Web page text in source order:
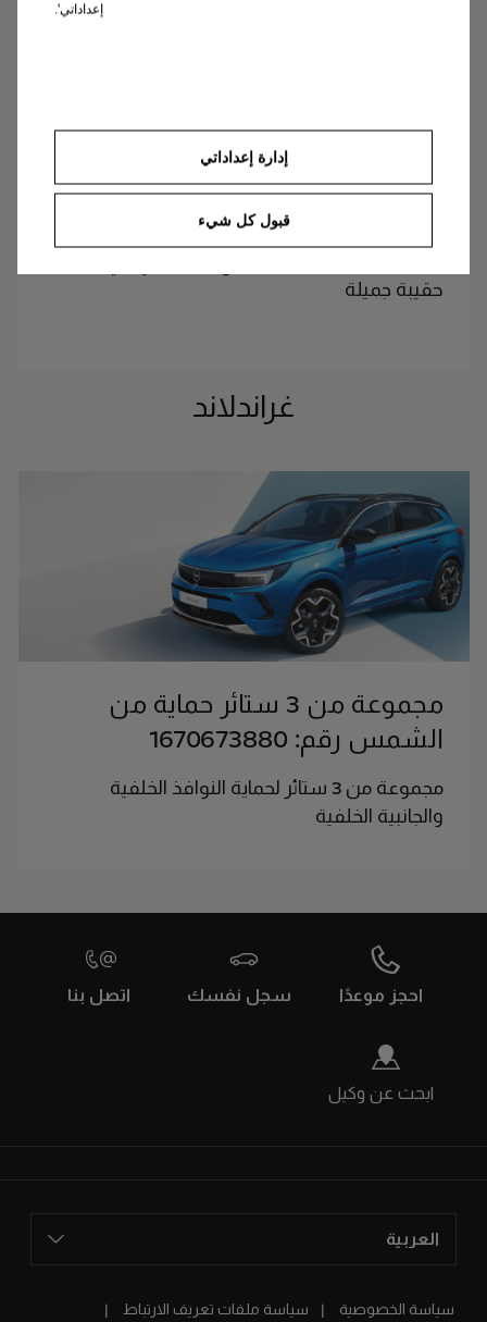
مجموعة من 3 ستائر حماية من
الشمس رقم: 9836676380
حقيبة جميلة
غراندلاند
مجموعة من 3 ستائر حماية من
الشمس رقم: 1670673880
مجموعة من 3 ستائر لحماية النوافذ الخلفية
والجانبية الخلفية
احجز موعدًا سجل نفسك اتصل بنا
ابحث عن وكيل
العربية
سياسة الخصوصية سياسة ملفات تعريف الارتباط
إعداداتي'.
إدارة إعداداتي
قبول كل شيء